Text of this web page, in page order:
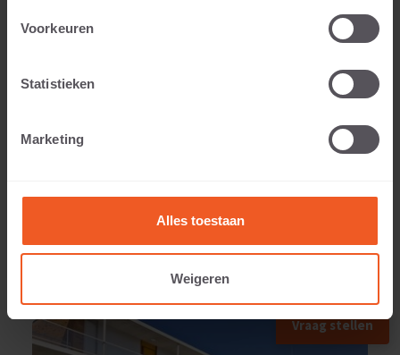
Voorkeuren
Statistieken
Marketing
Alles toestaan
Weigeren
1040 KG
Vraag stellen